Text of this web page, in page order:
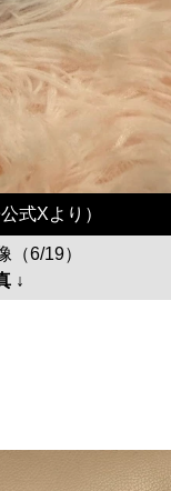
式Xより）
（6/19）
↓